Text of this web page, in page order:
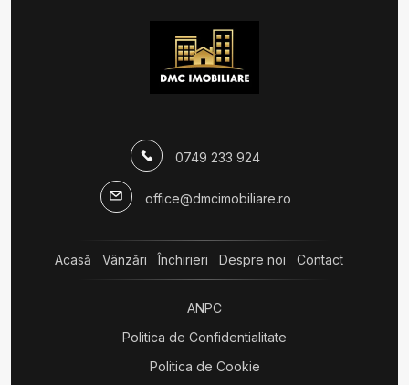
0749 233 924
office@dmcimobiliare.ro
Acasă Vânzări Închirieri Despre noi Contact
ANPC
Politica de Confidentialitate
Politica de Cookie